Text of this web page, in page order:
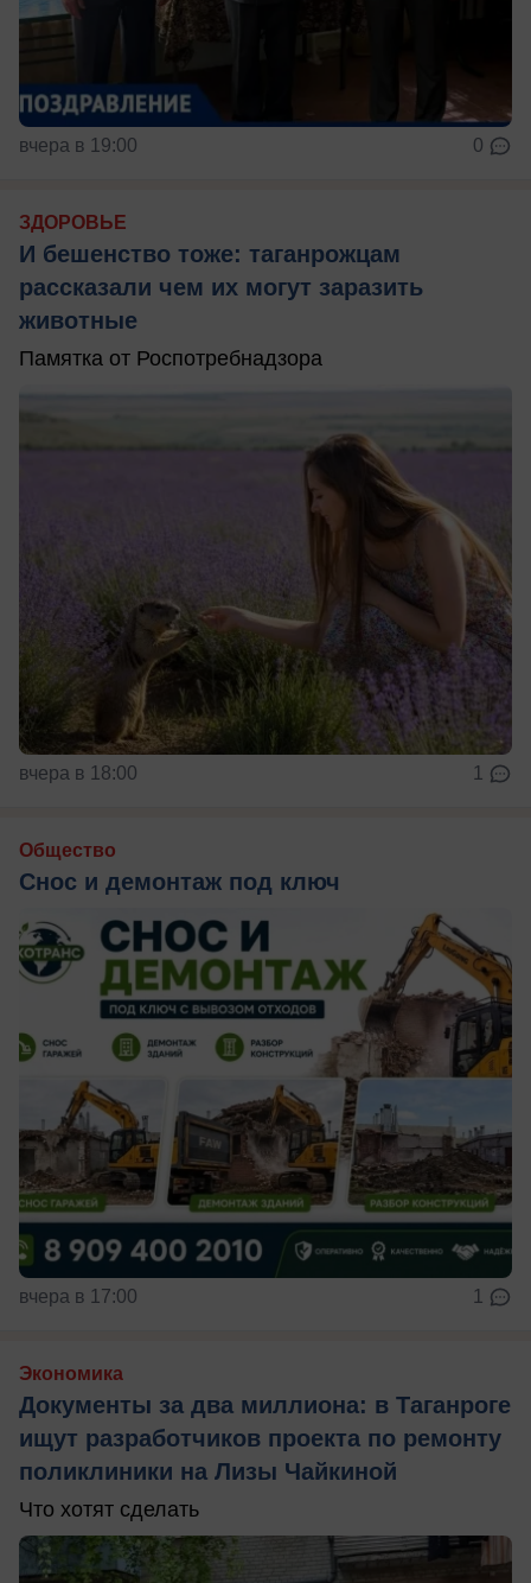
вчера в 19:00 0
ЗДОРОВЬЕ
И бешенство тоже: таганрожцам
рассказали чем их могут заразить
животные
Памятка от Роспотребнадзора
вчера в 18:00 1
Общество
Снос и демонтаж под ключ
вчера в 17:00 1
Экономика
Документы за два миллиона: в Таганроге
ищут разработчиков проекта по ремонту
поликлиники на Лизы Чайкиной
Что хотят сделать